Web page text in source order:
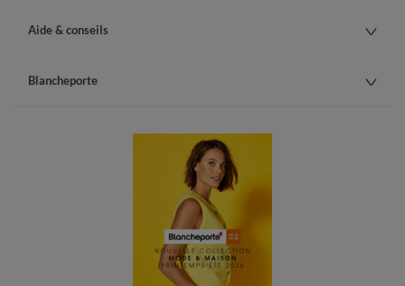
Aide & conseils
Blancheporte